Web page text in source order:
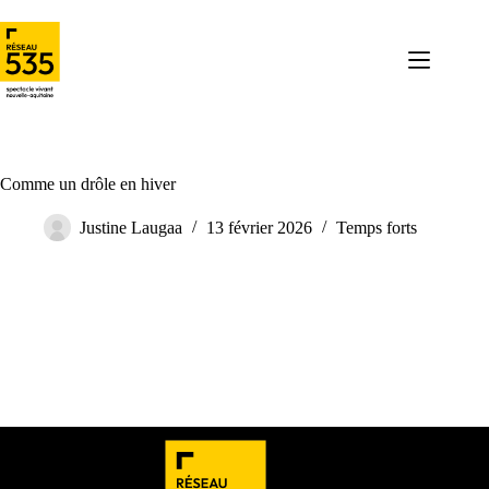
Comme un drôle en hiver
Justine Laugaa 13 février 2026 Temps forts